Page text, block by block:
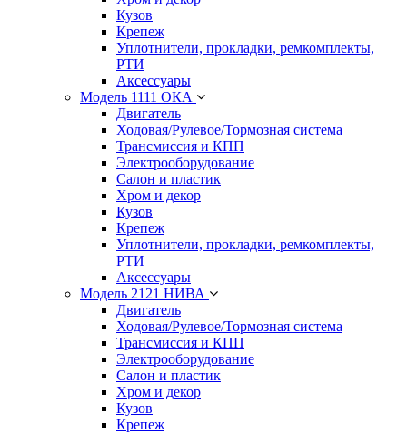
Кузов
Крепеж
Уплотнители, прокладки, ремкомплекты,
РТИ
Аксессуары
Модель 1111 ОКА
Двигатель
Ходовая/Рулевое/Тормозная система
Трансмиссия и КПП
Электрооборудование
Салон и пластик
Хром и декор
Кузов
Крепеж
Уплотнители, прокладки, ремкомплекты,
РТИ
Аксессуары
Модель 2121 НИВА
Двигатель
Ходовая/Рулевое/Тормозная система
Трансмиссия и КПП
Электрооборудование
Салон и пластик
Хром и декор
Кузов
Крепеж